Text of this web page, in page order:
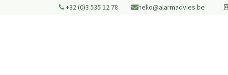
Overslaan naar inhoud+32 (0)3 535 12 78 hello@alarmadvies.be​